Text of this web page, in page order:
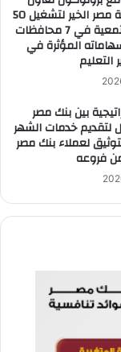
مع مؤسسة مصر الخير لتشغيل 50
مدرسة مجتمعية في 7 محافظات
المؤثرة في
بين بنك مصر
لتقديم خدمات الشهر
لعملاء بنك مصر
فروعه